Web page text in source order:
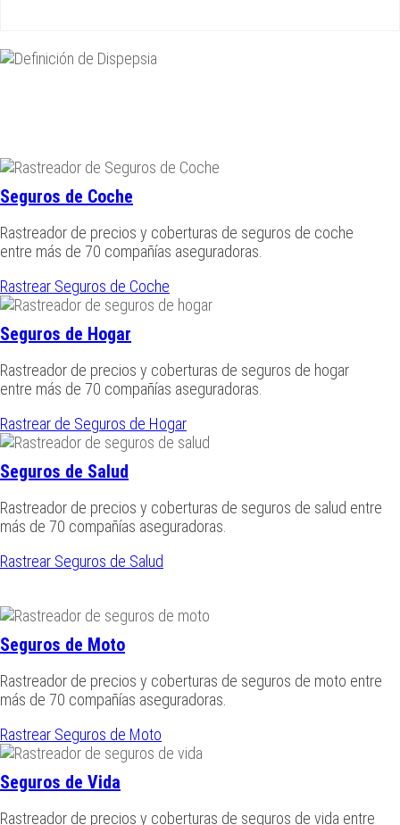
Seguros de Coche
Rastreador de precios y coberturas de seguros de coche
entre más de 70 compañías aseguradoras.
Rastrear Seguros de Coche
Seguros de Hogar
Rastreador de precios y coberturas de seguros de hogar
entre más de 70 compañías aseguradoras.
Rastrear de Seguros de Hogar
Seguros de Salud
Rastreador de precios y coberturas de seguros de salud entre
más de 70 compañías aseguradoras.
Rastrear Seguros de Salud
Seguros de Moto
Rastreador de precios y coberturas de seguros de moto entre
más de 70 compañías aseguradoras.
Rastrear Seguros de Moto
Seguros de Vida
Rastreador de precios y coberturas de seguros de vida entre